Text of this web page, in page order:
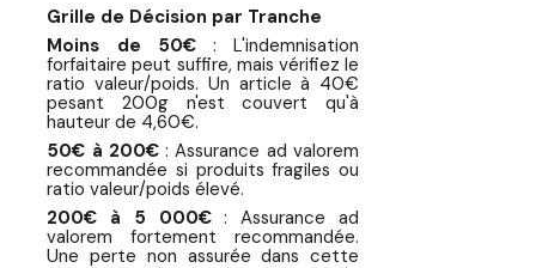
Grille de Décision par Tranche
Moins de 50€: L'indemnisation
forfaitaire peut suffire, mais vérifiez le
ratio valeur/poids. Un article à 40€
pesant 200g n'est couvert qu'à
hauteur de 4,60€.
50€ à 200€: Assurance ad valorem
recommandée si produits fragiles ou
ratio valeur/poids élevé.
200€ à 5 000€: Assurance ad
valorem fortement recommandée.
Une perte non assurée dans cette